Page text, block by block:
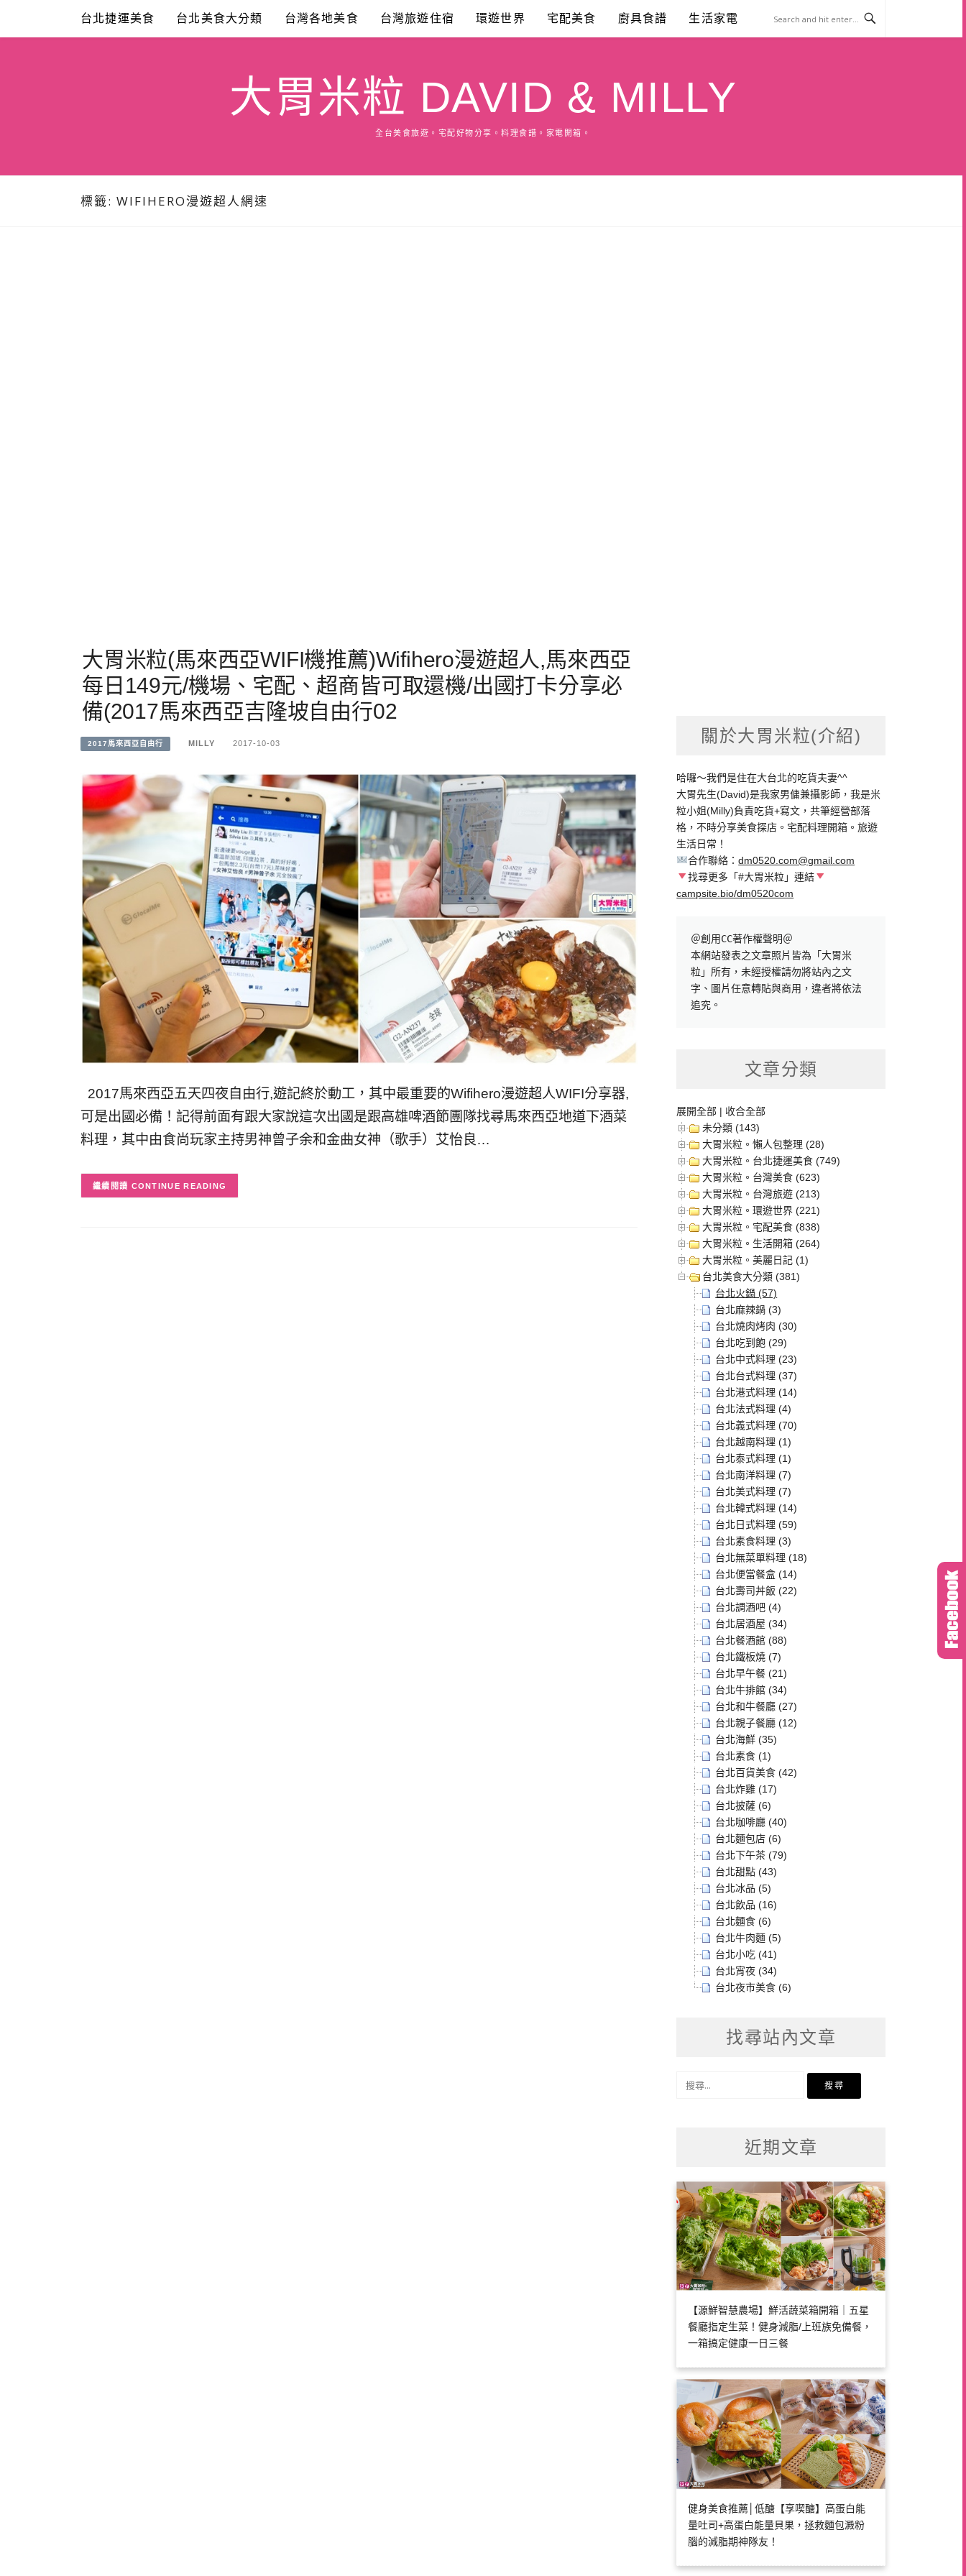
content
台北捷運美食 台北美食大分類 台灣各地美食 台灣旅遊住宿 環遊世界 宅配美食 廚具食譜 生活家電
大胃米粒 DAVID & MILLY
全台美食旅遊。宅配好物分享。料理食譜。家電開箱。
標籤: WIFIHERO漫遊超人網速
大胃米粒(馬來西亞WIFI機推薦)Wifihero漫遊超人,馬來西亞
每日149元/機場、宅配、超商皆可取還機/出國打卡分享必
備(2017馬來西亞吉隆坡自由行02
2017馬來西亞自由行 MILLY 2017-10-03
2017馬來西亞五天四夜自由行,遊記終於動工，其中最重要的Wifihero漫遊超人WIFI分享器,
可是出國必備！記得前面有跟大家說這次出國是跟高雄啤酒節團隊找尋馬來西亞地道下酒菜
料理，其中由食尚玩家主持男神曾子余和金曲女神（歌手）艾怡良…
CONTINUE READING
關於大胃米粒(介紹)
哈囉～我們是住在大台北的吃貨夫妻^^
大胃先生(David)是我家男傭兼攝影師，我是米
粒小姐(Milly)負責吃貨+寫文，共筆經營部落
格，不時分享美食探店。宅配料理開箱。旅遊
生活日常！
合作聯絡：dm0520.com@gmail.com
找尋更多「#大胃米粒」連結
campsite.bio/dm0520com
＠創用CC著作權聲明＠
本網站發表之文章照片皆為「大胃米
粒」所有，未經授權請勿將站內之文
字、圖片任意轉貼與商用，違者將依法
追究。
文章分類
展開全部 | 收合全部
未分類 (143)
大胃米粒。懶人包整理 (28)
大胃米粒。台北捷運美食 (749)
大胃米粒。台灣美食 (623)
大胃米粒。台灣旅遊 (213)
大胃米粒。環遊世界 (221)
大胃米粒。宅配美食 (838)
大胃米粒。生活開箱 (264)
大胃米粒。美麗日記 (1)
台北美食大分類 (381)
台北火鍋 (57)
台北麻辣鍋 (3)
台北燒肉烤肉 (30)
台北吃到飽 (29)
台北中式料理 (23)
台北台式料理 (37)
台北港式料理 (14)
台北法式料理 (4)
台北義式料理 (70)
台北越南料理 (1)
台北泰式料理 (1)
台北南洋料理 (7)
台北美式料理 (7)
台北韓式料理 (14)
台北日式料理 (59)
台北素食料理 (3)
台北無菜單料理 (18)
台北便當餐盒 (14)
台北壽司丼飯 (22)
台北調酒吧 (4)
台北居酒屋 (34)
台北餐酒館 (88)
台北鐵板燒 (7)
台北早午餐 (21)
台北牛排館 (34)
台北和牛餐廳 (27)
台北親子餐廳 (12)
台北海鮮 (35)
台北素食 (1)
台北百貨美食 (42)
台北炸雞 (17)
台北披薩 (6)
台北咖啡廳 (40)
台北麵包店 (6)
台北下午茶 (79)
台北甜點 (43)
台北冰品 (5)
台北飲品 (16)
台北麵食 (6)
台北牛肉麵 (5)
台北小吃 (41)
台北宵夜 (34)
台北夜市美食 (6)
找尋站內文章
近期文章
【源鮮智慧農場】鮮活蔬菜箱開箱｜五星
餐廳指定生菜！健身減脂/上班族免備餐，
一箱搞定健康一日三餐
健身美食推薦│低醣【享喫醣】高蛋白能
量吐司+高蛋白能量貝果，拯救麵包澱粉
腦的減脂期神隊友！